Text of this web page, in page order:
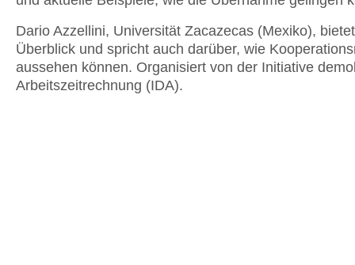
Dario Azzellini, Universität Zacazecas (Mexiko),
Überblick und spricht auch darüber, wie
aussehen können. Organisiert von der Initiative
Arbeitszeitrechnung (IDA).